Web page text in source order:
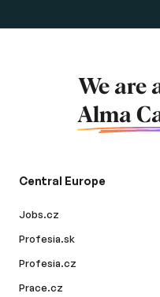
We are
Alma
Central Europe
Jobs.cz
Profesia.sk
Profesia.cz
Prace.cz